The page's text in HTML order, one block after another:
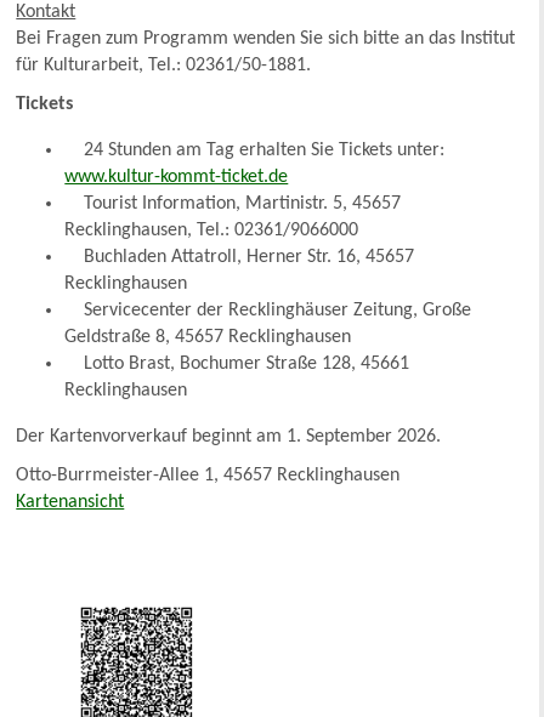
Kontakt
Bei Fragen zum Programm wenden Sie sich bitte an das Institut
für Kulturarbeit, Tel.: 02361/50-1881.
Tickets
24 Stunden am Tag erhalten Sie Tickets unter:
www.kultur-kommt-ticket.de
Tourist Information, Martinistr. 5, 45657
Recklinghausen, Tel.: 02361/9066000
Buchladen Attatroll, Herner Str. 16, 45657
Recklinghausen
Servicecenter der Recklinghäuser Zeitung, Große
Geldstraße 8, 45657 Recklinghausen
Lotto Brast, Bochumer Straße 128, 45661
Recklinghausen
Der Kartenvorverkauf beginnt am 1. September 2026.
Otto-Burrmeister-Allee 1, 45657 Recklinghausen
Kartenansicht